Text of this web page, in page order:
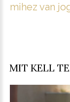
mihez van
MIT KELL